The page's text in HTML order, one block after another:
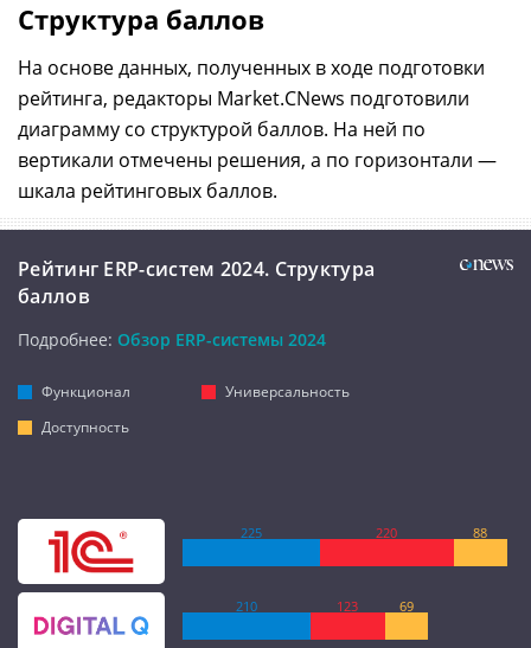
Структура баллов
На основе данных, полученных в ходе подготовки
рейтинга, редакторы Market.CNews подготовили
диаграмму со структурой баллов. На ней по
вертикали отмечены решения, а по горизонтали —
шкала рейтинговых баллов.
Рейтинг ERP-систем 2024. Структура
баллов
Подробнее: Обзор ERP-системы 2024
Функционал
Универсальность
Доступность
225 220 88
210 123 69